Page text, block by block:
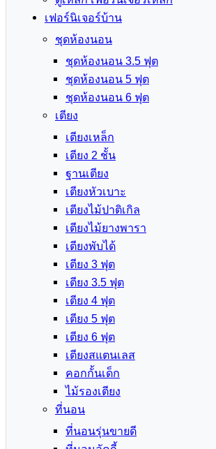
เฟอร์นิเจอร์บ้าน
ชุดห้องนอน
ชุดห้องนอน 3.5 ฟุต
ชุดห้องนอน 5 ฟุต
ชุดห้องนอน 6 ฟุต
เตียง
เตียงเหล็ก
เตียง 2 ชั้น
ฐานเตียง
เตียงหัวเบาะ
เตียงไม้ปาติเกิล
เตียงไม้ยางพารา
เตียงพับได้
เตียง 3 ฟุต
เตียง 3.5 ฟุต
เตียง 4 ฟุต
เตียง 5 ฟุต
เตียง 6 ฟุต
เตียงสแตนเลส
คอกกั้นเด็ก
ไม้รองเตียง
ที่นอน
ที่นอนรุ่นขายดี